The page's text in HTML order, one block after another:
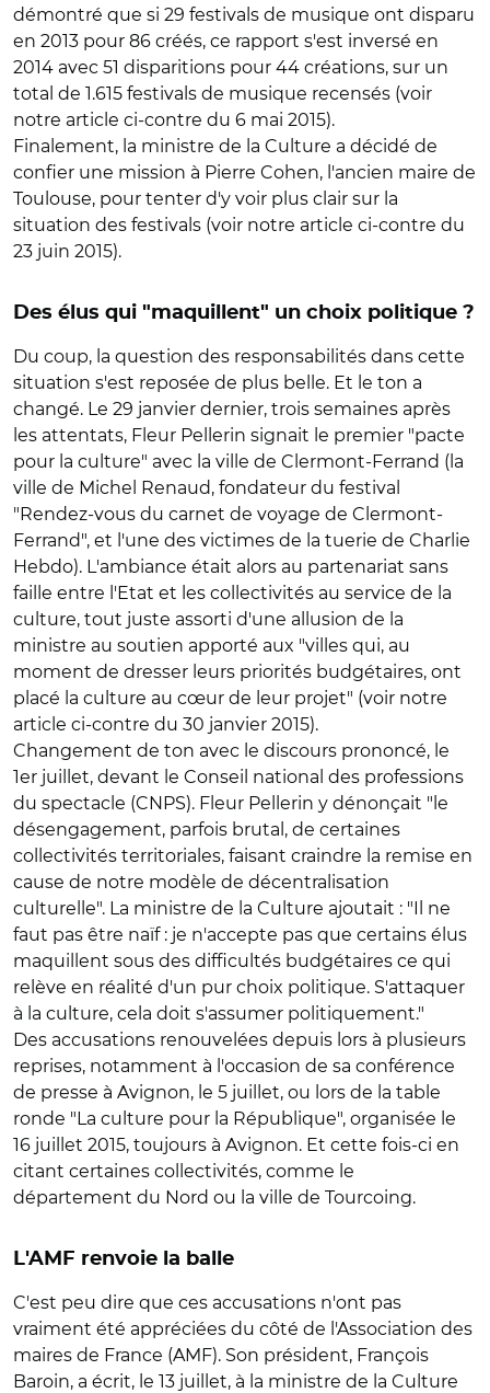
démontré que si 29 festivals de musique ont disparu
en 2013 pour 86 créés, ce rapport s'est inversé en
2014 avec 51 disparitions pour 44 créations, sur un
total de 1.615 festivals de musique recensés (voir
notre article ci-contre du 6 mai 2015).
Finalement, la ministre de la Culture a décidé de
confier une mission à Pierre Cohen, l'ancien maire de
Toulouse, pour tenter d'y voir plus clair sur la
situation des festivals (voir notre article ci-contre du
23 juin 2015).
Des élus qui "maquillent" un choix politique ?
Du coup, la question des responsabilités dans cette
situation s'est reposée de plus belle. Et le ton a
changé. Le 29 janvier dernier, trois semaines après
les attentats, Fleur Pellerin signait le premier "pacte
pour la culture" avec la ville de Clermont-Ferrand (la
ville de Michel Renaud, fondateur du festival
"Rendez-vous du carnet de voyage de Clermont-
Ferrand", et l'une des victimes de la tuerie de Charlie
Hebdo). L'ambiance était alors au partenariat sans
faille entre l'Etat et les collectivités au service de la
culture, tout juste assorti d'une allusion de la
ministre au soutien apporté aux "villes qui, au
moment de dresser leurs priorités budgétaires, ont
placé la culture au cœur de leur projet" (voir notre
article ci-contre du 30 janvier 2015).
Changement de ton avec le discours prononcé, le
1er juillet, devant le Conseil national des professions
du spectacle (CNPS). Fleur Pellerin y dénonçait "le
désengagement, parfois brutal, de certaines
collectivités territoriales, faisant craindre la remise en
cause de notre modèle de décentralisation
culturelle". La ministre de la Culture ajoutait : "Il ne
faut pas être naïf : je n'accepte pas que certains élus
maquillent sous des difficultés budgétaires ce qui
relève en réalité d'un pur choix politique. S'attaquer
à la culture, cela doit s'assumer politiquement."
Des accusations renouvelées depuis lors à plusieurs
reprises, notamment à l'occasion de sa conférence
de presse à Avignon, le 5 juillet, ou lors de la table
ronde "La culture pour la République", organisée le
16 juillet 2015, toujours à Avignon. Et cette fois-ci en
citant certaines collectivités, comme le
département du Nord ou la ville de Tourcoing.
L'AMF renvoie la balle
C'est peu dire que ces accusations n'ont pas
vraiment été appréciées du côté de l'Association des
maires de France (AMF). Son président, François
Baroin, a écrit, le 13 juillet, à la ministre de la Culture